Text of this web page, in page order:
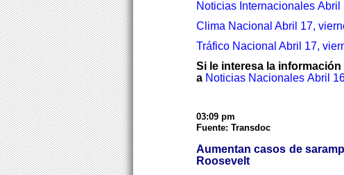
Noticias Internacionales Abril
Clima Nacional Abril 17,
Tráfico Nacional Abril 17,
Si le interesa la
a Noticias Nacionales Abril
03:09 pm
Fuente: Transdoc
Aumentan casos de
Roosevelt